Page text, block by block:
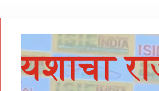
यशाचा